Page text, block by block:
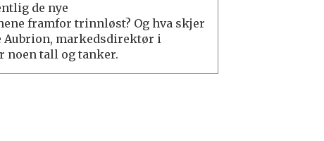
de nye
framfor trinnløst? Og hva skjer
Aubrion, markedsdirektør i
noen tall og tanker.